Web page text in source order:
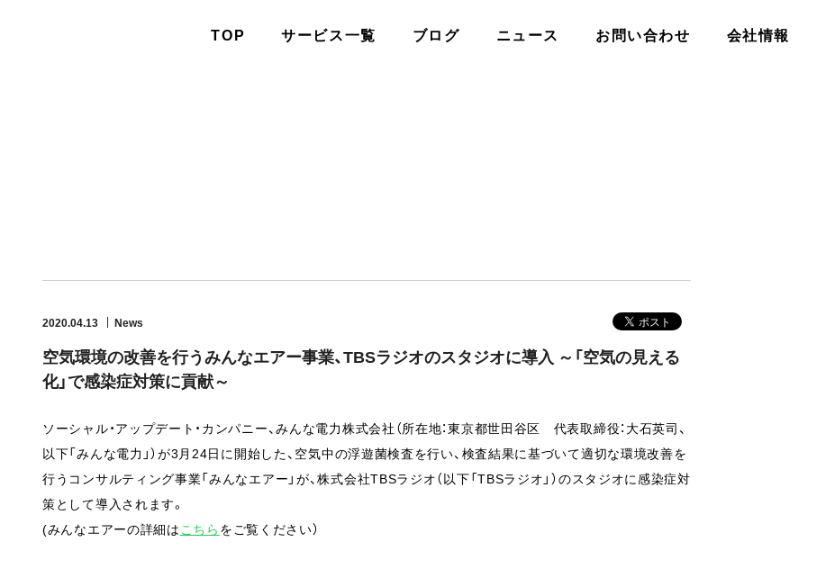
TOP サービス一覧 ブログ ニュース お問い合わせ 会社情報
2020.04.13 News
空気環境の改善を行うみんなエアー事業、TBSラジオのスタジオに導入 ～「空気の見える
化」で感染症対策に貢献～
ソーシャル・アップデート・カンパニー、みんな電力株式会社（所在地：東京都世田谷区 代表取締役：大石英司、
以下「みんな電力」）が3月24日に開始した、空気中の浮遊菌検査を行い、検査結果に基づいて適切な環境改善を
行うコンサルティング事業「みんなエアー」が、株式会社TBSラジオ（以下「TBSラジオ」）のスタジオに感染症対
策として導入されます。
(みんなエアーの詳細はこちら をご覧ください）